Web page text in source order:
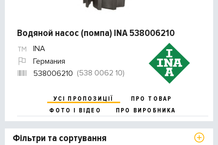
Водяной насос (помпа) INA 538006210
INA
Германия
538006210 (538 0062 10)
УСІ ПРОПОЗИЦІЇ
ПРО ТОВАР
ФОТО І ВІДЕО
ПРО ВИРОБНИКА
Фільтри та сортування